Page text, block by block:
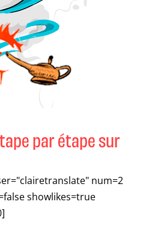
par étape sur
num=2
showlikes=true